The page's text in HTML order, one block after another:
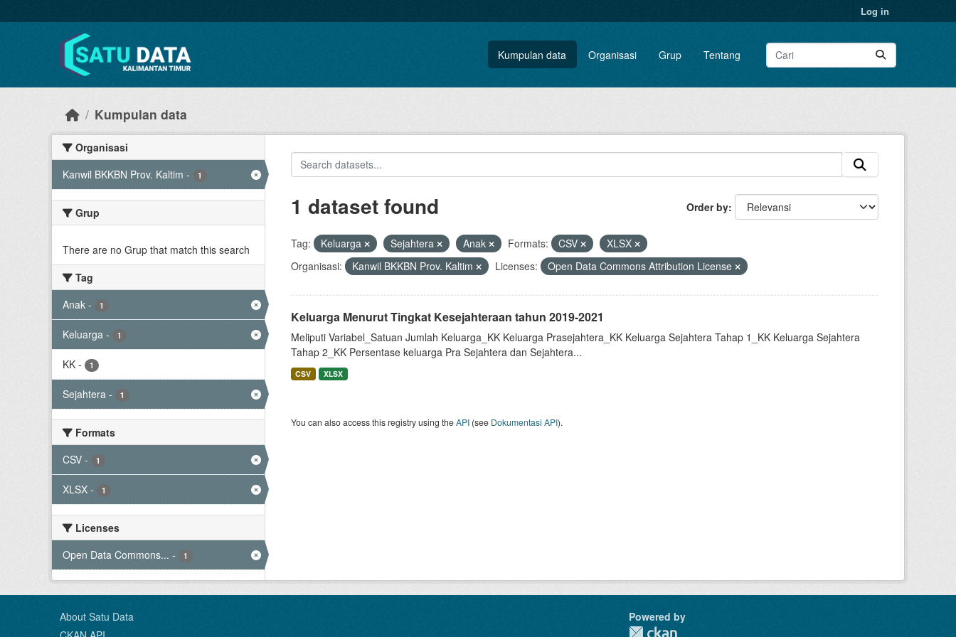
Log in
Kumpulan data Organisasi Grup Tentang
Kumpulan data
Organisasi
Kanwil BKKBN Prov. Kaltim - 1
Grup
There are no Grup that match this search
Tag
Anak - 1
Keluarga - 1
KK - 1
Sejahtera - 1
Formats
CSV - 1
XLSX - 1
Licenses
Open Data Commons... - 1
Order by
1 dataset found
Tag: Keluarga Sejahtera Anak Formats: CSV
XLSX
Organisasi:
Kanwil BKKBN Prov. Kaltim Licenses: Open Data Commons Attribution License
Keluarga Menurut Tingkat Kesejahteraan tahun 2019-2021
Meliputi Variabel_Satuan Jumlah Keluarga_KK Keluarga Prasejahtera_KK Keluarga Sejahtera Tahap 1_KK Keluarga Sejahtera
Tahap 2_KK Persentase keluarga Pra Sejahtera dan Sejahtera...
CSV XLSX
You can also access this registry using theAPI(see Dokumentasi API).
About Satu Data
Powered by